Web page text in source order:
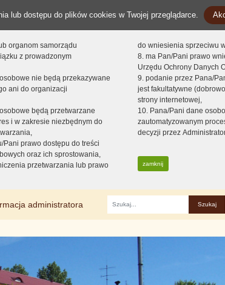
lub dostępu do plików cookies w Twojej przeglądarce.
organom samorządu
z prowadzonym
nie będą przekazywane
ani do organizacji
będą przetwarzane
i w zakresie niezbędnym do
Pani prawo dostępu do treści
oraz ich sprostowania,
przetwarzania lub prawo
do wniesienia sprzeciwu
8. ma Pan/Pani prawo
Urzędu Ochrony Danych
9. podanie przez Pana/
jest fakultatywne
strony internetowej,
10. Pana/Pani dane
zautomatyzowanym
decyzji przez
zamknij
administratora
Fraza